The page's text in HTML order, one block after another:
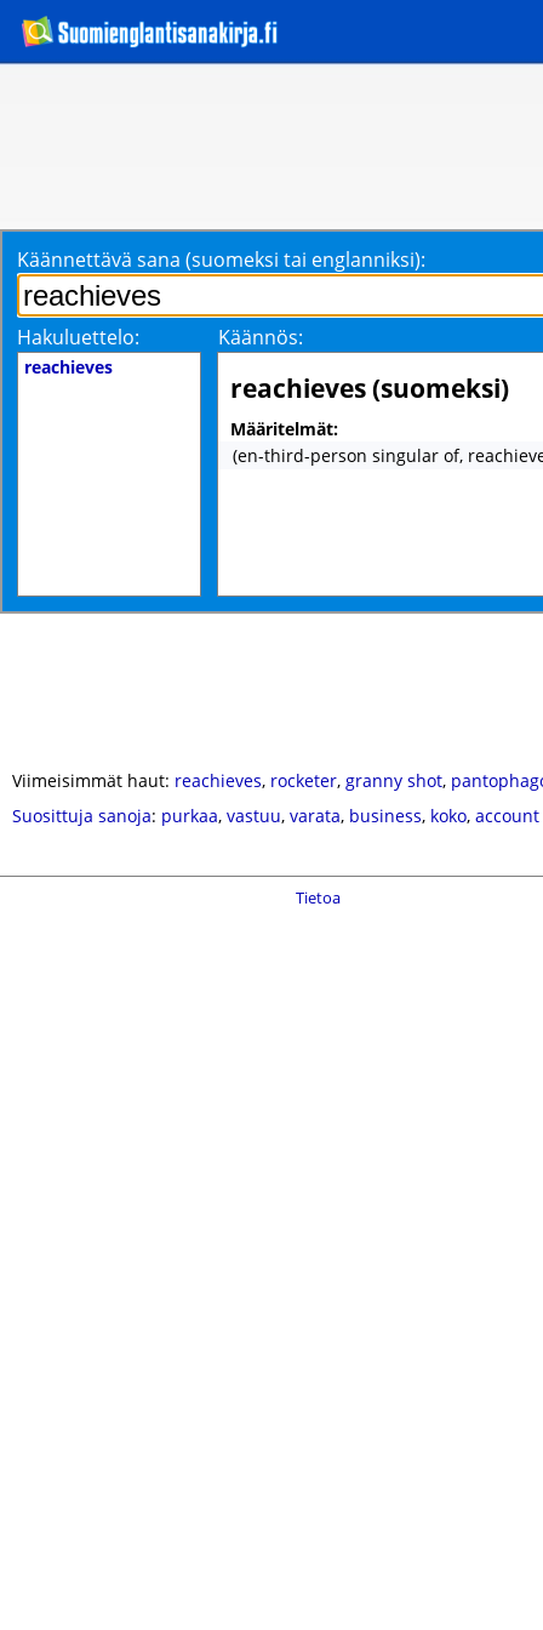
Käännettävä sana (suomeksi tai englanniksi):
Hakuluettelo: Käännös:
reachieves
reachieves (suomeksi)
Määritelmät:
(en-third-person singular of,
Viimeisimmät haut: reachieves, rocketer, granny shot,
Suosittuja sanoja: purkaa, vastuu, varata, business, koko, account
Tietoa